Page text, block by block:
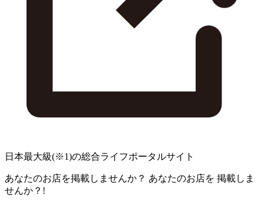
日本最大級(※1)の総合ライフポータルサイト
あなたのお店を掲載しませんか？ あなたのお店を 掲載しま
せんか？!